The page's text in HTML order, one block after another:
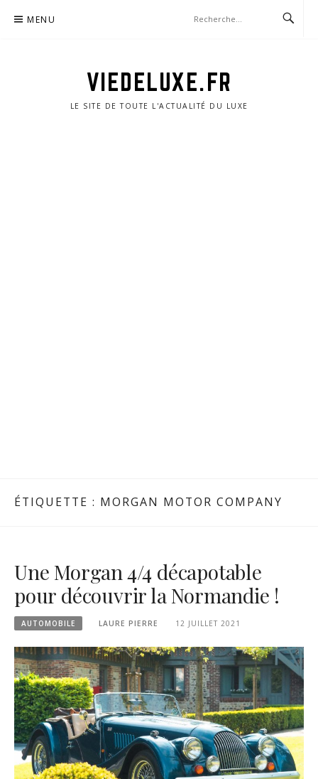
MENU
VIEDELUXE.FR
LE SITE DE TOUTE L'ACTUALITÉ DU LUXE
ÉTIQUETTE : MORGAN MOTOR COMPANY
Une Morgan 4/4 décapotable
pour découvrir la Normandie !
AUTOMOBILE LAURE PIERRE 12 JUILLET 2021